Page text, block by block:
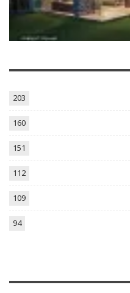
203
160
151
112
109
94